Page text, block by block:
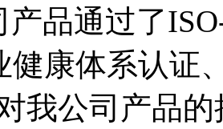
产品通过了
健康体系认证
我公司产品